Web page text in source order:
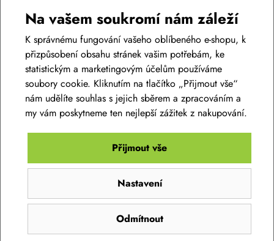
Pánské kalhoty SILVINI Barrea MP2289 olive
AKCE -18%
3 290 Kč
,M,L,XL,XXL,3XL
Na vašem soukromí nám záleží
K správnému fungování vašeho oblíbeného e-shopu, k
přizpůsobení obsahu stránek vašim potřebám, ke
statistickým a marketingovým účelům používáme
soubory cookie. Kliknutím na tlačítko „Přijmout vše“
nám udělíte souhlas s jejich sběrem a zpracováním a
my vám poskytneme ten nejlepší zážitek z nakupování.
Odmítnout
Nastavení
Přijmout vše